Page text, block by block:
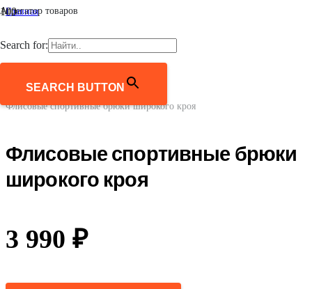
Агрегатор товаров
Search for:
SEARCH BUTTON
Главная
/
Спортивная одежда
Флисовые спортивные брюки широкого кроя
Флисовые спортивные брюки
широкого кроя
3 990 ₽